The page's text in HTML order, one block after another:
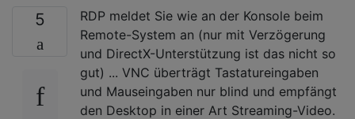
5
RDP meldet Sie wie an der Konsole beim
Remote-System an (nur mit Verzögerung
und DirectX-Unterstützung ist das nicht so
gut) ... VNC überträgt Tastatureingaben
und Mauseingaben nur blind und empfängt
den Desktop in einer Art Streaming-Video.